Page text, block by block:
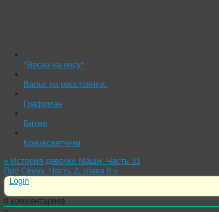
*Весна на носу*
Вальс на расстоянии.
Графоман
Битие
Концесветчики
« История девочки Маши. Часть 31
Про Сёмку. Часть 2, глава 8 »
Login
0 комментариев